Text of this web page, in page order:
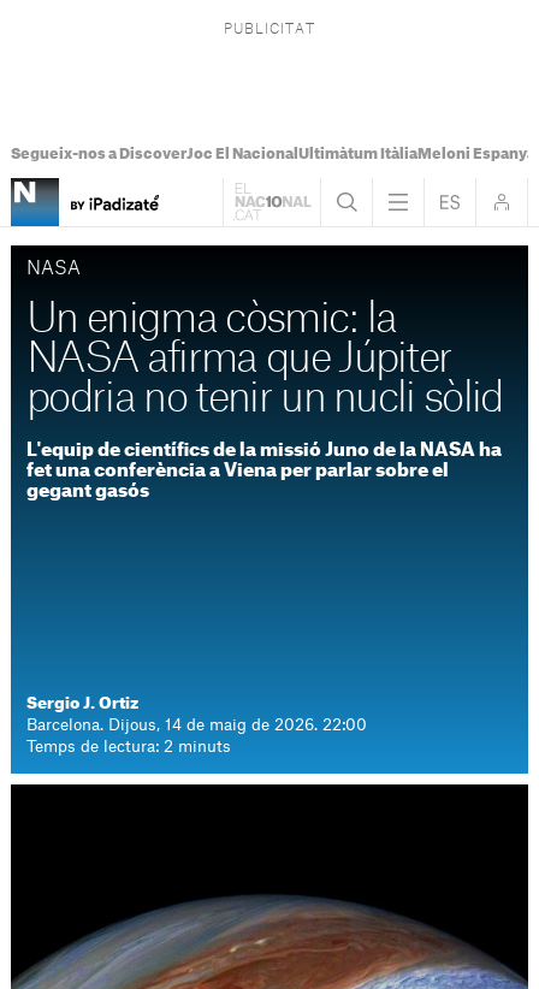
Segueix-nos a DiscoverJoc El Nacional Ultimàtum ItàliaMeloni Espanya
NASA
Un enigma còsmic: la
NASA afirma que Júpiter
podria no tenir un nucli sòlid
L'equip de científics de la missió Juno de la NASA ha
fet una conferència a Viena per parlar sobre el
gegant gasós
Sergio J. Ortiz
Barcelona. Dijous, 14 de maig de 2026. 22:00
Temps de lectura: 2 minuts